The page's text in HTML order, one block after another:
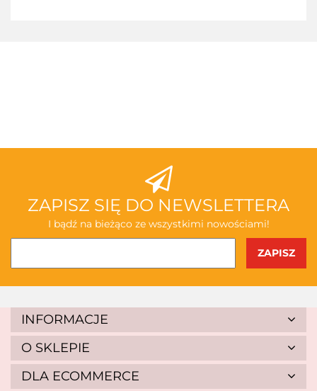
ABAKUS
AKSJOMAT
ZAPISZ SIĘ DO NEWSLETTERA
I bądź na bieżąco ze wszystkimi nowościami!
INFORMACJE
O SKLEPIE
DLA ECOMMERCE